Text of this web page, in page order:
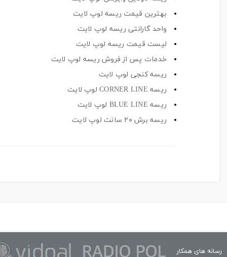
بهترین قیمت ریسه لوپ لایت
واحد گارانتی ریسه لوپ لایت
لیست قیمت ریسه لوپ لایت
خدمات پس از فروش ریسه لوپ لایت
ریسه کنجی لوپ لایت
ریسه CORNER LINE لوپ لایت
ریسه BLUE LINE لوپ لایت
ریسه برش ۲۰ سانت لوپ لایت
رسانه های همکار